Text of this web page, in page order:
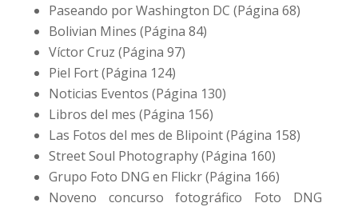
Paseando por Washington DC (Página 68)
Bolivian Mines (Página 84)
Víctor Cruz (Página 97)
Piel Fort (Página 124)
Noticias Eventos (Página 130)
Libros del mes (Página 156)
Las Fotos del mes de Blipoint (Página 158)
Street Soul Photography (Página 160)
Grupo Foto DNG en Flickr (Página 166)
Noveno concurso fotográfico Foto DNG